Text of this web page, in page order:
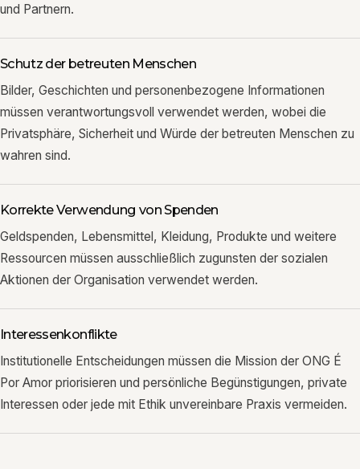
und Partnern.
Schutz der betreuten Menschen
Bilder, Geschichten und personenbezogene Informationen
müssen verantwortungsvoll verwendet werden, wobei die
Privatsphäre, Sicherheit und Würde der betreuten Menschen zu
wahren sind.
Korrekte Verwendung von Spenden
Geldspenden, Lebensmittel, Kleidung, Produkte und weitere
Ressourcen müssen ausschließlich zugunsten der sozialen
Aktionen der Organisation verwendet werden.
Interessenkonflikte
Institutionelle Entscheidungen müssen die Mission der ONG É
Por Amor priorisieren und persönliche Begünstigungen, private
Interessen oder jede mit Ethik unvereinbare Praxis vermeiden.